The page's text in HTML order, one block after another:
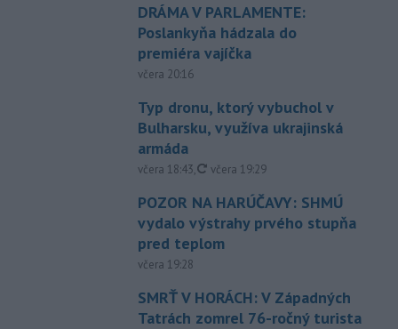
DRÁMA V PARLAMENTE:
Poslankyňa hádzala do
premiéra vajíčka
včera 20:16
Typ dronu, ktorý vybuchol v
Bulharsku, využíva ukrajinská
armáda
včera 18:43, aktualizované
včera 19:29
POZOR NA HARÚČAVY: SHMÚ
vydalo výstrahy prvého stupňa
pred teplom
včera 19:28
SMRŤ V HORÁCH: V Západných
Tatrách zomrel 76-ročný turista